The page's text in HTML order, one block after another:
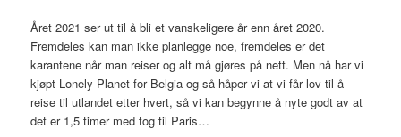
Året 2021 ser ut til å bli et vanskeligere år enn året 2020.
Fremdeles kan man ikke planlegge noe, fremdeles er det
karantene når man reiser og alt må gjøres på nett. Men nå har vi
kjøpt Lonely Planet for Belgia og så håper vi at vi får lov til å
reise til utlandet etter hvert, så vi kan begynne å nyte godt av at
det er 1,5 timer med tog til Paris…